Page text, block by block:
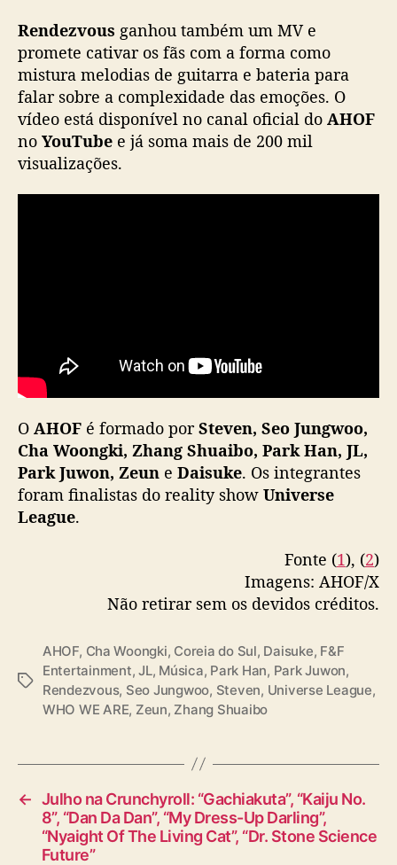
o
f
a
i
x
”
Rendezvous ganhou também um MV e
promete cativar os fãs com a forma como
mistura melodias de guitarra e bateria para
falar sobre a complexidade das emoções. O
vídeo está disponível no canal oficial do AHOF
no YouTube e já soma mais de 200 mil
visualizações.
O AHOF é formado porSteven, Seo Jungwoo,
Cha Woongki, Zhang Shuaibo, Park Han, JL,
Park Juwon, Zeun e Daisuke. Os integrantes
foram finalistas do reality show Universe
League.
Fonte (1), (2)
Imagens: AHOF/X
Não retirar sem os devidos créditos.
T
AHOF, Cha Woongki, Coreia do Sul, Daisuke, F&F
Entertainment,JL, Música, Park Han, Park Juwon,
Rendezvous, Seo Jungwoo, Steven, Universe League,
WHO WE ARE, Zeun, Zhang Shuaibo
← Julho na Crunchyroll: “Gachiakuta”, “Kaiju No.
8”, “Dan Da Dan”, “My Dress-Up Darling”,
“Nyaight Of The Living Cat”, “Dr. Stone Science
Future”